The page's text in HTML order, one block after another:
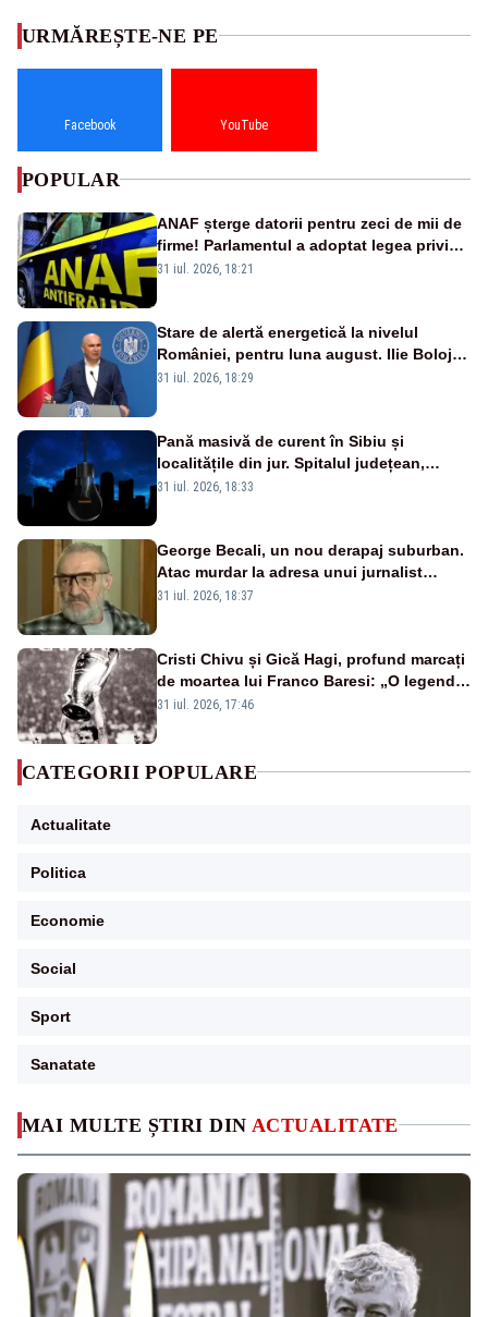
MAI MULTE ȘTIRI DIN ACTUALITATE
URMĂREȘTE-NE PE
Facebook YouTube
POPULAR
ANAF șterge datorii pentru zeci de mii de
firme! Parlamentul a adoptat legea privind
amnistia fiscală
31 iul. 2026, 18:21
Stare de alertă energetică la nivelul
României, pentru luna august. Ilie Bolojan
a anunțat importuri și posibile restricții –
31 iul. 2026, 18:29
Pană masivă de curent în Sibiu și
localitățile din jur. Spitalul județean,
semafoarele, rețelele de telefonie, grav
31 iul. 2026, 18:33
George Becali, un nou derapaj suburban.
Atac murdar la adresa unui jurnalist
sportiv – AUDIO
31 iul. 2026, 18:37
Cristi Chivu și Gică Hagi, profund marcați
de moartea lui Franco Baresi: „O legendă
a fotbalului mondial”
31 iul. 2026, 17:46
CATEGORII POPULARE
Actualitate
Politica
Economie
Social
Sport
Sanatate